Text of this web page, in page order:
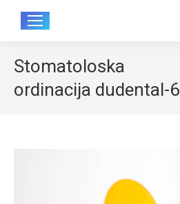
Stomatoloska
ordinacija dudental-6